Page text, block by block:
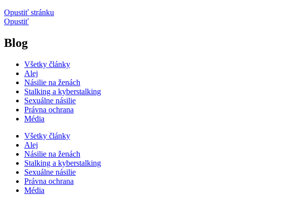
Opustiť stránku
Opustiť
Blog
Všetky články
Alej
Násilie na ženách
Stalking a kyberstalking
Sexuálne násilie
Právna ochrana
Média
Všetky články
Alej
Násilie na ženách
Stalking a kyberstalking
Sexuálne násilie
Právna ochrana
Média